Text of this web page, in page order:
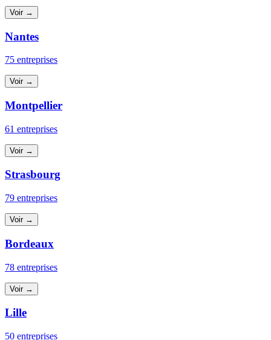
Voir →
Nantes
75 entreprises
Voir →
Montpellier
61 entreprises
Voir →
Strasbourg
79 entreprises
Voir →
Bordeaux
78 entreprises
Voir →
Lille
50 entreprises